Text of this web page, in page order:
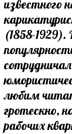
известного
(1858-1929).
любим
гротескно,
рабочих